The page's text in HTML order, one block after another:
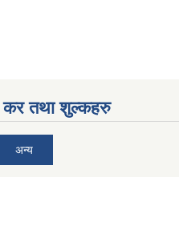
कर तथा शुल्कहरु
अन्य